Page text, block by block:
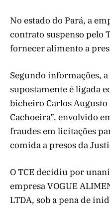
No estado do Pará, a
contrato suspenso pelo
fornecer alimento a
Segundo informações, a
supostamente é ligada
bicheiro Carlos Augusto
Cachoeira”, envolvido
fraudes em licitações
comida a presos da
O TCE decidiu por
empresa VOGUE
LTDA, sob a pena de